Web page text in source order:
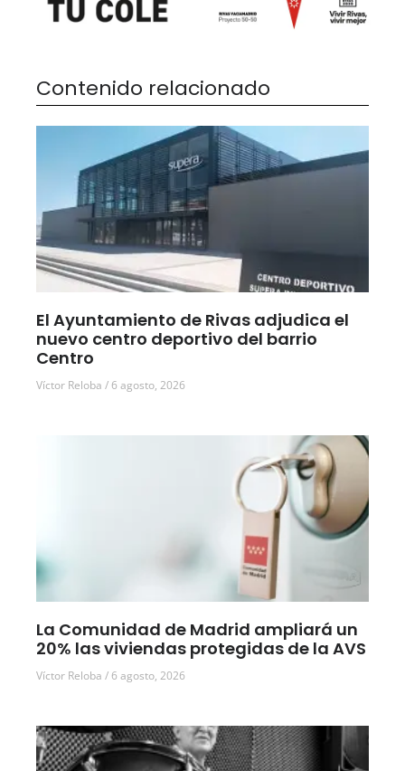
Contenido relacionado
El Ayuntamiento de Rivas adjudica el
nuevo centro deportivo del barrio
Centro
Víctor Reloba 6 agosto, 2026
La Comunidad de Madrid ampliará un
20% las viviendas protegidas de la AVS
Víctor Reloba 6 agosto, 2026